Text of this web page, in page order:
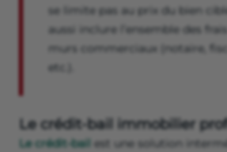
se limite pas au prix du bien
aussi inclure l’ensemble des
murs commerciaux (notaire,
etc.).
Le crédit-bail immobilier
Le crédit-bail est une solution